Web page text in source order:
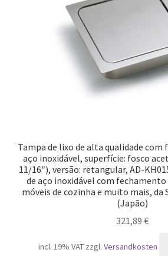
Tampa de lixo de alta qualidade com
aço inoxidável, superfície: fosco
11/16″), versão: retangular, AD-
de aço inoxidável com
móveis de cozinha e muito mais, da
(Japão)
321,89 €
incl. 19% VAT zzgl. Versandkosten